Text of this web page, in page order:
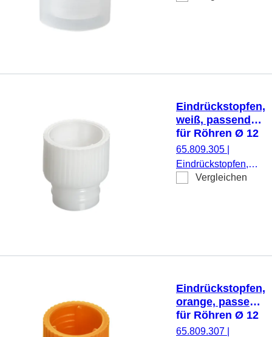
Eindrückstopfen,
weiß, passend
für Röhren Ø 12
mm
65.809.305
Eindrückstopfen,
weiß, passend für
Vergleichen
Eindrückstopfen,
orange, passend
für Röhren Ø 12
mm
65.809.307